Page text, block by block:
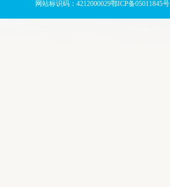
网站标识码：4212000029鄂ICP备05011845号